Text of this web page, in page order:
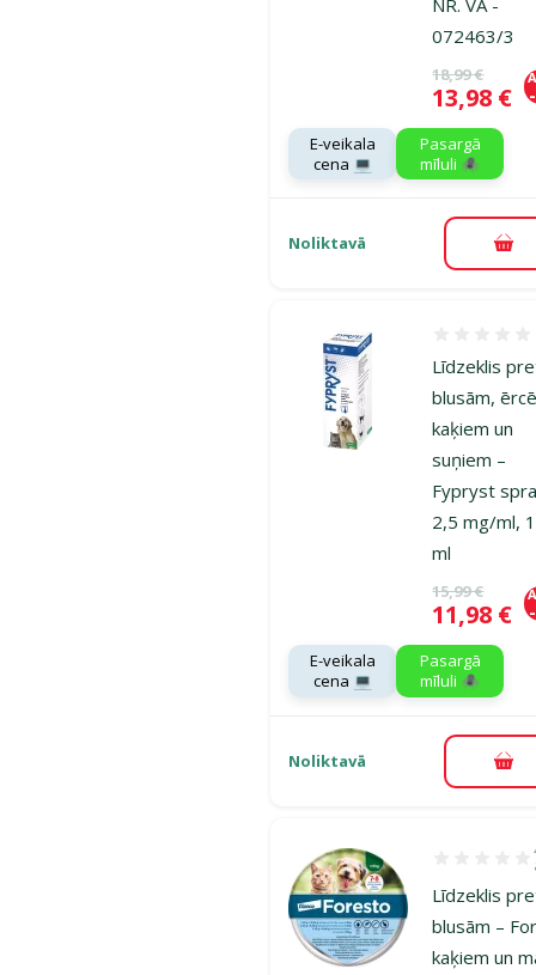
072463/3
Oriģinālā
18,99 €
Cena
13,98 €
E-veikala
cena 💻
Pasargā
mīluli 🕷️
Noliktavā
Līdzeklis
blusām,
kaķiem un
suņiem –
Fypryst
2,5 mg/ml,
ml
Oriģinālā
15,99 €
Cena
11,98 €
E-veikala
cena 💻
Pasargā
mīluli 🕷️
Noliktavā
Līdzeklis
blusām –
kaķiem un